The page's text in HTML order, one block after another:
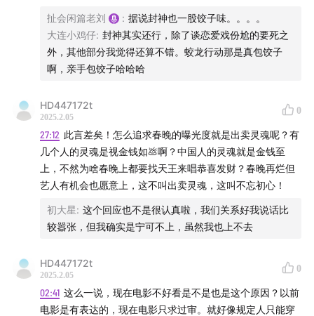
昊男是怎么看待是否会为了作品完整性放弃春晚机会这件
叶童可以反串，那宇文秋实为啥不能女装？
春晚提前公布演出节目表式好事么？
哪些节目我们认为还行？
明年有什么期待？
如果你也想聊聊春晚，
欢迎在评论区与我们互动，
扯会闲篇老刘 : 据说封神也一股饺子味。。。。
大连小鸡仔: 封神其实还行，除了谈恋爱戏份尬的要死之
外，其他部分我觉得还算不错。蛟龙行动那是真包饺子
啊，亲手包饺子哈哈哈
HD447172t
2025.2.05
0
27:12 此言差矣！怎么追求春晚的曝光度就是出卖灵魂呢？有
几个人的灵魂是视金钱如💩啊？中国人的灵魂就是金钱至
上，不然为啥春晚上都要找天王来唱恭喜发财？春晚再烂但
艺人有机会也愿意上，这不叫出卖灵魂，这叫不忘初心！
初大星: 这个回应也不是很认真啦，我们关系好我说话比
较嚣张，但我确实是宁可不上，虽然我也上不去
HD447172t
2025.2.05
0
02:41 这么一说，现在电影不好看是不是也是这个原因？以前
电影是有表达的，现在电影只求过审。就好像规定人只能穿